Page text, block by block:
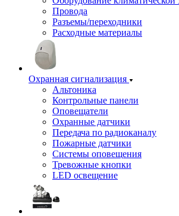
Провода
Разъемы/переходники
Расходные материалы
Охранная сигнализация
Альтоника
Контрольные панели
Оповещатели
Охранные датчики
Передача по радиоканалу
Пожарные датчики
Системы оповещения
Тревожные кнопки
LED освещение